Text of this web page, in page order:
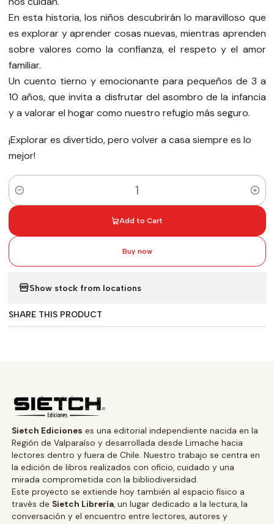
En esta historia, los niños descubrirán lo maravilloso que
es explorar y aprender cosas nuevas, mientras aprenden
sobre valores como la confianza, el respeto y el amor
familiar.
Un cuento tierno y emocionante para pequeños de 3 a
10 años, que invita a disfrutar del asombro de la infancia
y a valorar el hogar como nuestro refugio más seguro.
¡Explorar es divertido, pero volver a casa siempre es lo
mejor!
Quantity
Add to Cart
Buy now
Show stock from locations
SHARE THIS PRODUCT
Sietch Ediciones es una editorial independiente nacida en la
Región de Valparaíso y desarrollada desde Limache hacia
lectores dentro y fuera de Chile. Nuestro trabajo se centra en
la edición de libros realizados con oficio, cuidado y una
mirada comprometida con la bibliodiversidad.
Este proyecto se extiende hoy también al espacio físico a
través de Sietch Librería, un lugar dedicado a la lectura, la
conversación y el encuentro entre lectores, autores y